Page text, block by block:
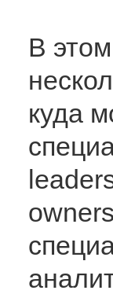
В
куда